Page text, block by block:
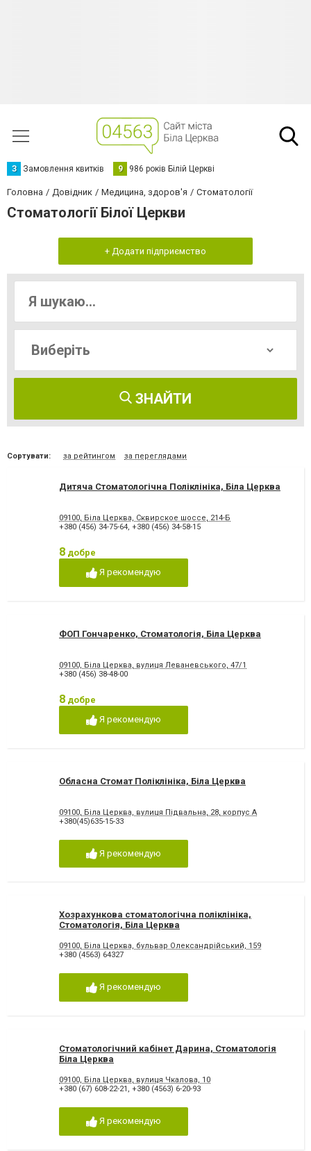
З Замовлення квитків 9 986 років Білій Церкві
Головна Довідник Медицина, здоров'я Стоматології
Стоматології Білої Церкви
+ Додати підприємство
ЗНАЙТИ
Сортувати: за рейтингом за переглядами
Дитяча Стоматологічна Поліклініка, Біла Церква
09100, Біла Церква, Сквирское шоссе, 214-Б
+380 (456) 34-75-64, +380 (456) 34-58-15
8 добре
Я рекомендую
ФОП Гончаренко, Стоматологія, Біла Церква
09100, Біла Церква, вулиця Леваневського, 47/1
+380 (456) 38-48-00
8 добре
Я рекомендую
Обласна Стомат Поліклініка, Біла Церква
09100, Біла Церква, вулиця Підвальна, 28, корпус А
+380(45)635-15-33
Я рекомендую
Хозрахункова стоматологічна поліклініка,
Стоматологія, Біла Церква
09100, Біла Церква, бульвар Олександрійський, 159
+380 (4563) 64327
Я рекомендую
Стоматологічний кабінет Дарина, Стоматологія
Біла Церква
09100, Біла Церква, вулиця Чкалова, 10
+380 (67) 608-22-21 , +380 (4563) 6-20-93
Я рекомендую